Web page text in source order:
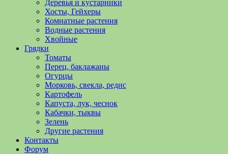
Деревья и кустарники
Хосты, Гейхеры
Комнатные растения
Водные растения
Хвойные
Грядки
Томаты
Перец, баклажаны
Огурцы
Морковь, свекла, редис
Картофель
Капуста, лук, чеснок
Кабачки, тыквы
Зелень
Другие растения
Контакты
Форум